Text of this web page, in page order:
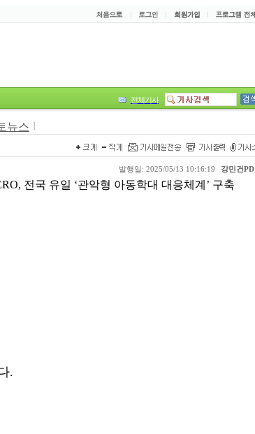
전체기사
뉴스 l
발행일: 2025/05/13 10:16:19 강민건PD
전국 유일 ‘관악형 아동학대 대응체계’ 구축
.